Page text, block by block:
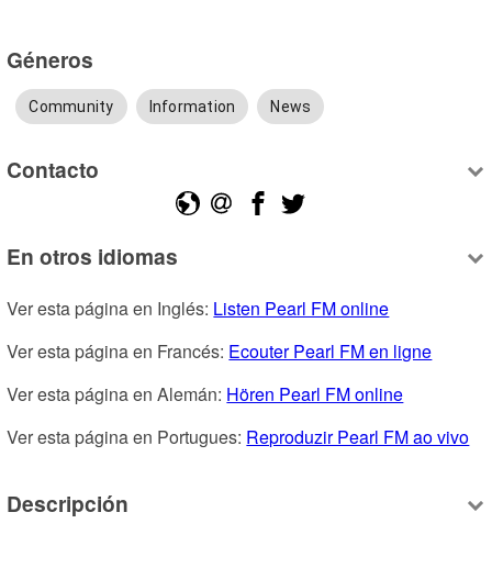
Géneros
Community Information News
Contacto
En otros idiomas
Ver esta página en Inglés: Listen Pearl FM online
Ver esta página en Francés: Ecouter Pearl FM en ligne
Ver esta página en Alemán: Hören Pearl FM online
Ver esta página en Portugues: Reproduzir Pearl FM ao vivo
Descripción